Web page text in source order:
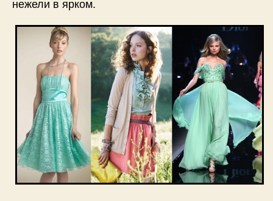
нежели в ярком.